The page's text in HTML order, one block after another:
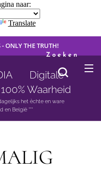
naar:
Translate
- ONLY THE TRUTH!
🟣 Digitale
Waarheid
het èchte en ware
en België ***
Zoeken